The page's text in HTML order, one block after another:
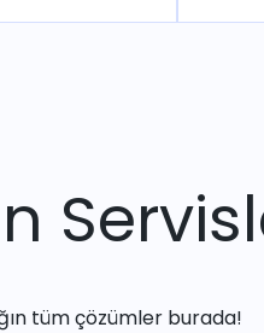
tüm çözümler burada!